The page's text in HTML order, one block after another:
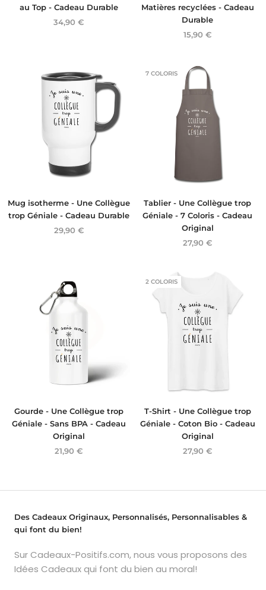
au Top - Cadeau Durable
34,90 €
Matières recyclées - Cadeau
Durable
15,90 €
Mug isotherme - Une Collègue
trop Géniale - Cadeau Durable
29,90 €
7 COLORIS
Tablier - Une Collègue trop
Géniale - 7 Coloris - Cadeau
Original
27,90 €
Gourde - Une Collègue trop
Géniale - Sans BPA - Cadeau
Original
21,90 €
2 COLORIS
T-Shirt - Une Collègue trop
Géniale - Coton Bio - Cadeau
Original
27,90 €
Des Cadeaux Originaux, Personnalisés, Personnalisables &
qui font du bien!
Sur Cadeaux-Positifs.com, nous vous proposons des
Idées Cadeaux qui font du bien au moral!